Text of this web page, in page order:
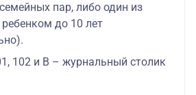
пар, либо один из
ребенком до 10 лет
102 и В – журнальный столик